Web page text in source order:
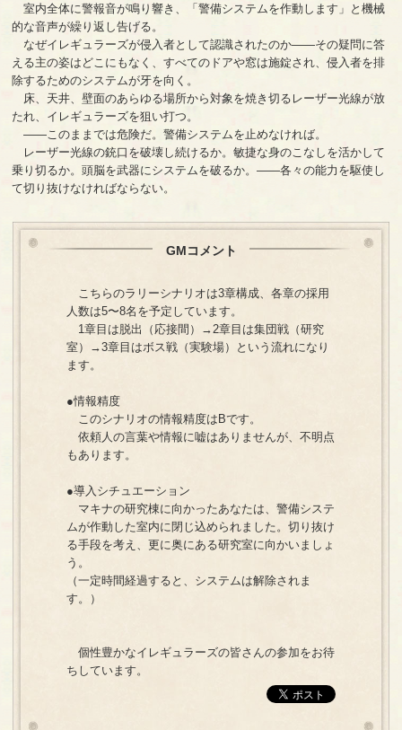
室内全体に警報音が鳴り響き、「警備システムを作動します」と機械
的な音声が繰り返し告げる。
なぜイレギュラーズが侵入者として認識されたのか――その疑問に答
える主の姿はどこにもなく、すべてのドアや窓は施錠され、侵入者を排
除するためのシステムが牙を向く。
床、天井、壁面のあらゆる場所から対象を焼き切るレーザー光線が放
たれ、イレギュラーズを狙い打つ。
――このままでは危険だ。警備システムを止めなければ。
レーザー光線の銃口を破壊し続けるか。敏捷な身のこなしを活かして
乗り切るか。頭脳を武器にシステムを破るか。――各々の能力を駆使し
て切り抜けなければならない。
GMコメント
こちらのラリーシナリオは3章構成、各章の採用
人数は5〜8名を予定しています。
1章目は脱出（応接間）→2章目は集団戦（研究
室）→3章目はボス戦（実験場）という流れになり
ます。
●情報精度
このシナリオの情報精度はBです。
依頼人の言葉や情報に嘘はありませんが、不明点
もあります。
●導入シチュエーション
マキナの研究棟に向かったあなたは、警備システ
ムが作動した室内に閉じ込められました。切り抜け
る手段を考え、更に奥にある研究室に向かいましょ
う。
（一定時間経過すると、システムは解除されま
す。）
個性豊かなイレギュラーズの皆さんの参加をお待
ちしています。